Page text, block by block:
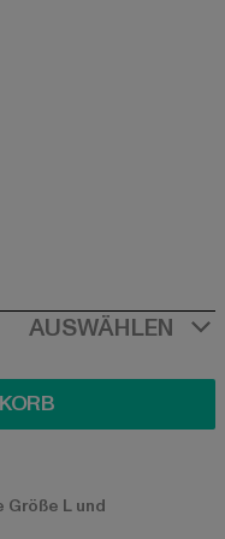
44,99 EUR
AUSWÄHLEN
L und